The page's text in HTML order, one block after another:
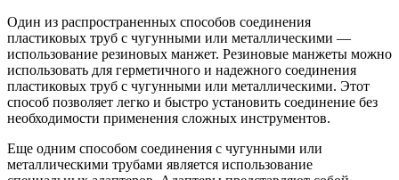
Один из распространенных способов соединения
пластиковых труб с чугунными или металлическими —
использование резиновых манжет. Резиновые манжеты можно
использовать для герметичного и надежного соединения
пластиковых труб с чугунными или металлическими. Этот
способ позволяет легко и быстро установить соединение без
необходимости применения сложных инструментов.
Еще одним способом соединения с чугунными или
металлическими трубами является использование